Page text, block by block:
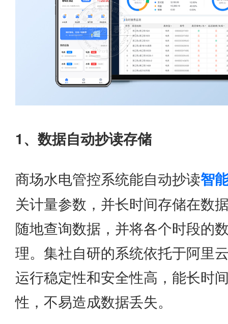
1、数据自动抄读存储
商场水电管控系统能自动抄读智
关计量参数，并长时间存储在数
随地查询数据，并将各个时段的
理。集社自研的系统依托于阿里
运行稳定性和安全性高，能长时
性，不易造成数据丢失。